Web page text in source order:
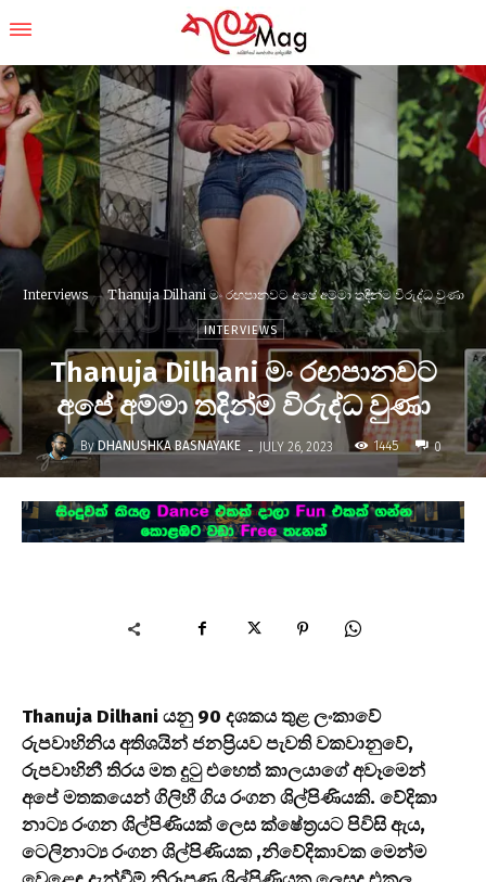
Interviews Thanuja Dilhani මං රඟපානවට අපේ අම්මා තදින්ම විරුද්ධ වුණා
INTERVIEWS
Thanuja Dilhani මං රඟපානවට
අපේ අම්මා තදින්ම විරුද්ධ වුණා
By DHANUSHKA BASNAYAKE - JULY 26, 2023 1445 0
Thanuja Dilhani යනු 90 දශකය තුළ ලංකාවේ
රුපවාහිනිය අතිශයින් ජනප්‍රියව පැවති වකවානුවේ,
රුපවාහිනී තිරය මත දුටු එහෙත් කාලයාගේ අවෑමෙන්
අපේ මතකයෙන් ගිලිහී ගිය රංගන ශිල්පිණියකි. වේදිකා
නාට්‍ය රංගන ශිල්පිණියක් ලෙස ක්ෂේත්‍රයට පිවිසි ඇය,
ටෙලිනාට්‍ය රංගන ශිල්පිණියක ,නිවේදිකාවක මෙන්ම